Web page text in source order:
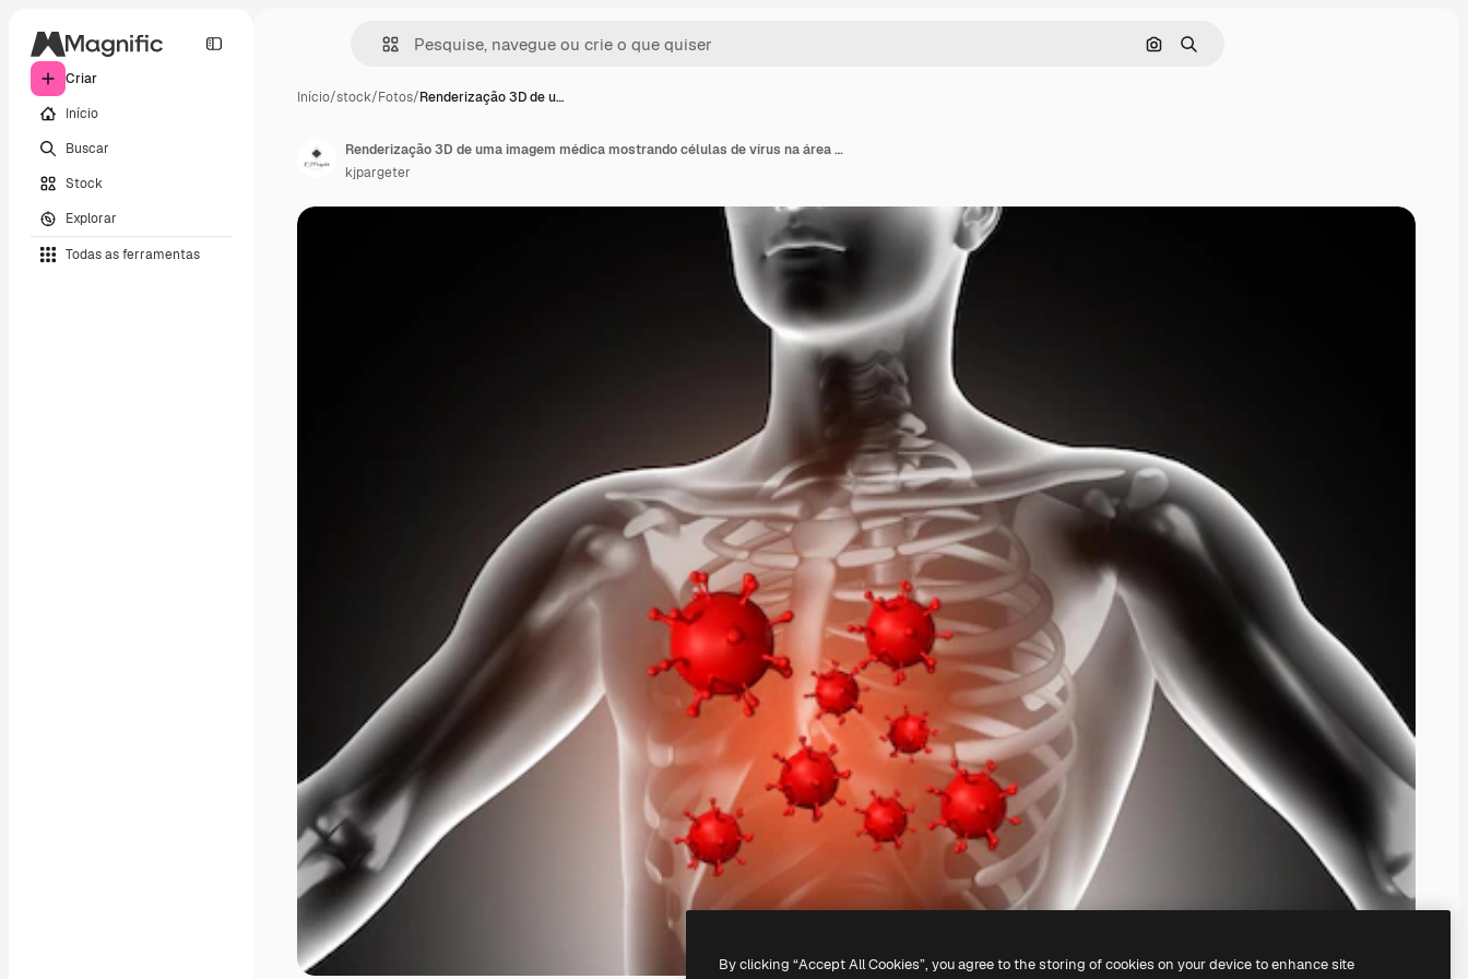
Criar
Início
Buscar
Stock
Explorar
Todas as ferramentas
Pesquisar por imagem
Buscar
Início/stock/Fotos/Renderização 3D de u…
Renderização 3D de uma imagem médica mostrando células de vírus na área do pulmão
kjpargeter
By clicking “Accept All Cookies”, you agree to the storing of cookies on your device to enhance site